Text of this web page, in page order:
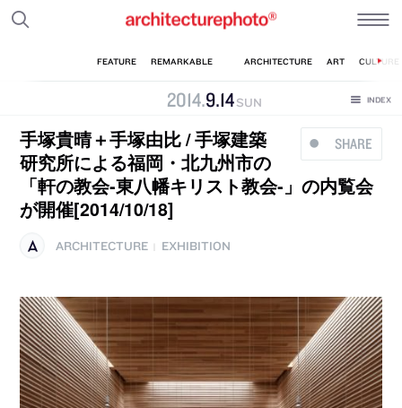
2014.9.14 SUN
SHARE
手塚貴晴＋手塚由比 / 手塚建築
研究所による福岡・北九州市の
「軒の教会‐東八幡キリスト教会‐」の内覧会
が開催[2014/10/18]
ARCHITECTURE EXHIBITION